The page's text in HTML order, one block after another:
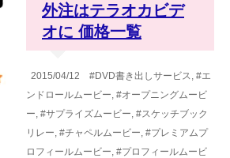
外注はテラオカビデ
オに 価格一覧
2015/04/12 #DVD書き出しサービス, #エ
ンドロールムービー, #オープニングムービ
ー, #サプライズムービー, #スケッチブック
リレー, #チャペルムービー, #プレミアムプ
ロフィールムービー, #プロフィールムービ